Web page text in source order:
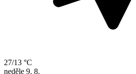
27/13 °C
neděle 9. 8.